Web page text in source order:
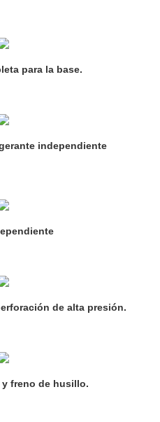
para la base.
independiente
de alta presión.
freno de husillo.